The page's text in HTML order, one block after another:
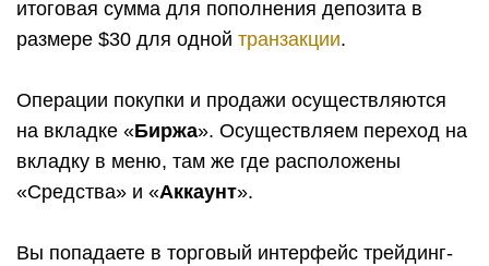
итоговая сумма для пополнения депозита в
размере $30 для одной транзакции.
Операции покупки и продажи осуществляются
на вкладке «Биржа». Осуществляем переход на
вкладку в меню, там же где расположены
«Средства» и «Аккаунт».
Вы попадаете в торговый интерфейс трейдинг-